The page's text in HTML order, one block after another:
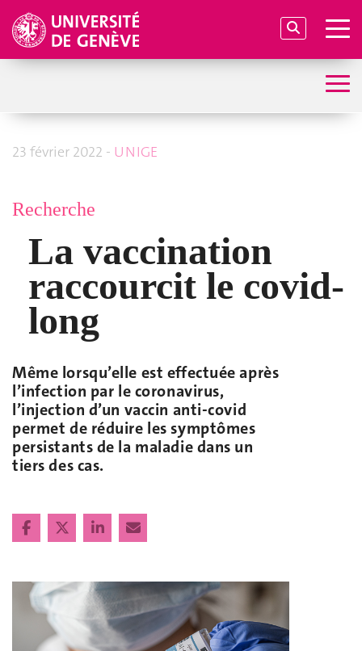
23 février 2022 - UNIGE
Recherche
La vaccination
raccourcit le covid-
long
Même lorsqu’elle est effectuée après
l’infection par le coronavirus,
l’injection d’un vaccin anti-covid
permet de réduire les symptômes
persistants de la maladie dans un
tiers des cas.